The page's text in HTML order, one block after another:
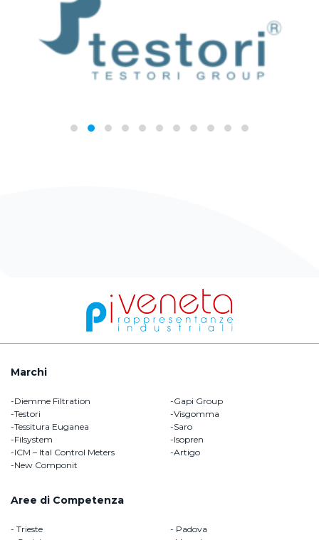
Marchi
Diemme Filtration
Testori
Tessitura Euganea
Filsystem
ICM – Ital Control Meters
New Componit
Gapi Group
Visgomma
Saro
Isopren
Artigo
Aree di Competenza
Trieste
Padova